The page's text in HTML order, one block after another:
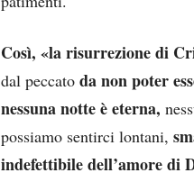
Così, «la risurrezione di
dal peccato da non poter
nessuna notte è eterna,
possiamo sentirci lontani,
indefettibile dell’amore di